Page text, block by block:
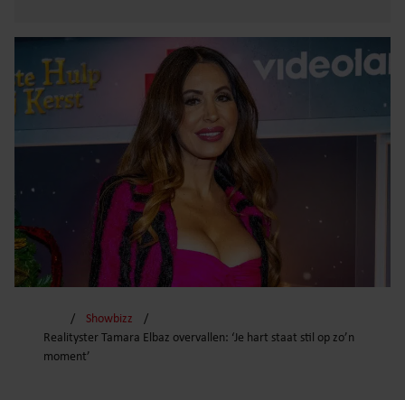
Showbizz
Realityster Tamara Elbaz overvallen: ‘Je hart staat stil op zo’n
moment’